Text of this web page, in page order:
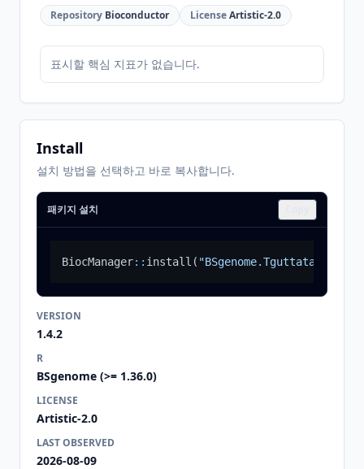
Repository Bioconductor LicenseArtistic-2.0
표시할 핵심 지표가 없습니다.
Install
설치 방법을 선택하고 바로 복사합니다.
패키지 설치
BiocManager:: install (
VERSION
1.4.2
R
BSgenome (>= 1.36.0)
LICENSE
Artistic-2.0
LAST OBSERVED
2026-08-09